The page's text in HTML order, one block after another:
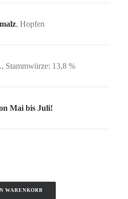
, Hopfen
Stammwürze: 13,8 %
Mai bis Juli!
WARENKORB